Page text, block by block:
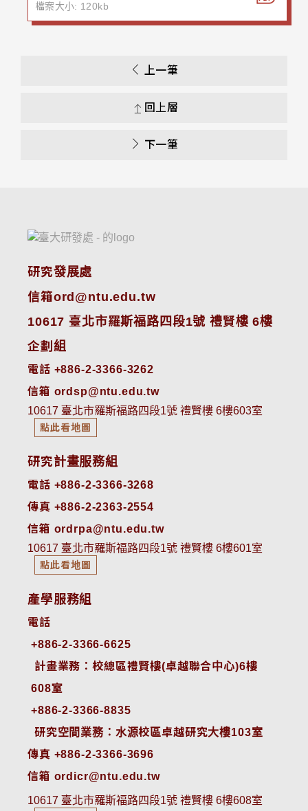
檔案大小: 120kb
上一筆
回上層
下一筆
研究發展處
信箱ord@ntu.edu.tw
10617 臺北市羅斯福路四段1號 禮賢樓 6樓
企劃組
電話 +886-2-3366-3262
信箱 ordsp@ntu.edu.tw
10617 臺北市羅斯福路四段1號 禮賢樓 6樓603室
點此看地圖
研究計畫服務組
電話 +886-2-3366-3268
傳真 +886-2-2363-2554
信箱 ordrpa@ntu.edu.tw
10617 臺北市羅斯福路四段1號 禮賢樓 6樓601室
點此看地圖
產學服務組
電話
+886-2-3366-6625
計畫業務：校總區禮賢樓(卓越聯合中心)6樓
608室
+886-2-3366-8835
研究空間業務：水源校區卓越研究大樓103室
傳真 +886-2-3366-3696
信箱 ordicr@ntu.edu.tw
10617 臺北市羅斯福路四段1號 禮賢樓 6樓608室